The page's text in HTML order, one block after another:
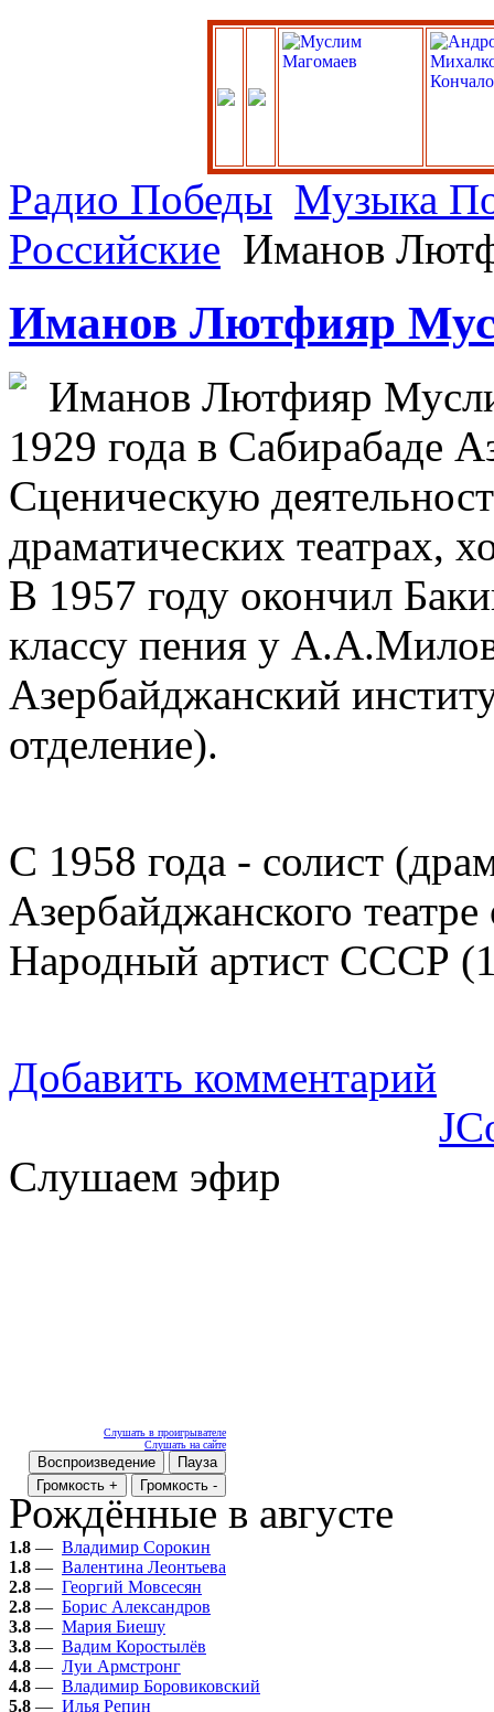
Радио Победы Музыка
Российские Иманов
Иманов Лютфияр
Иманов Лютфияр
1929 года в Сабирабаде
Сценическую
драматических театрах,
В 1957 году окончил
классу пения у
Азербайджанский
отделение).
С 1958 года - солист
Азербайджанского
Народный артист СССР
Добавить комментарий
Слушаем эфир
Слушать в проигрывателе
Слушать на сайте
Воспроизведение
Пауза
Громкость +
Громкость -
Рождённые в августе
1.8 — Владимир Сорокин
1.8 — Валентина Леонтьева
2.8 — Георгий Мовсесян
2.8 — Борис Александров
3.8 — Мария Биешу
3.8 — Вадим Коростылёв
4.8 — Луи Армстронг
4.8 — Владимир Боровиковский
5.8 — Илья Репин